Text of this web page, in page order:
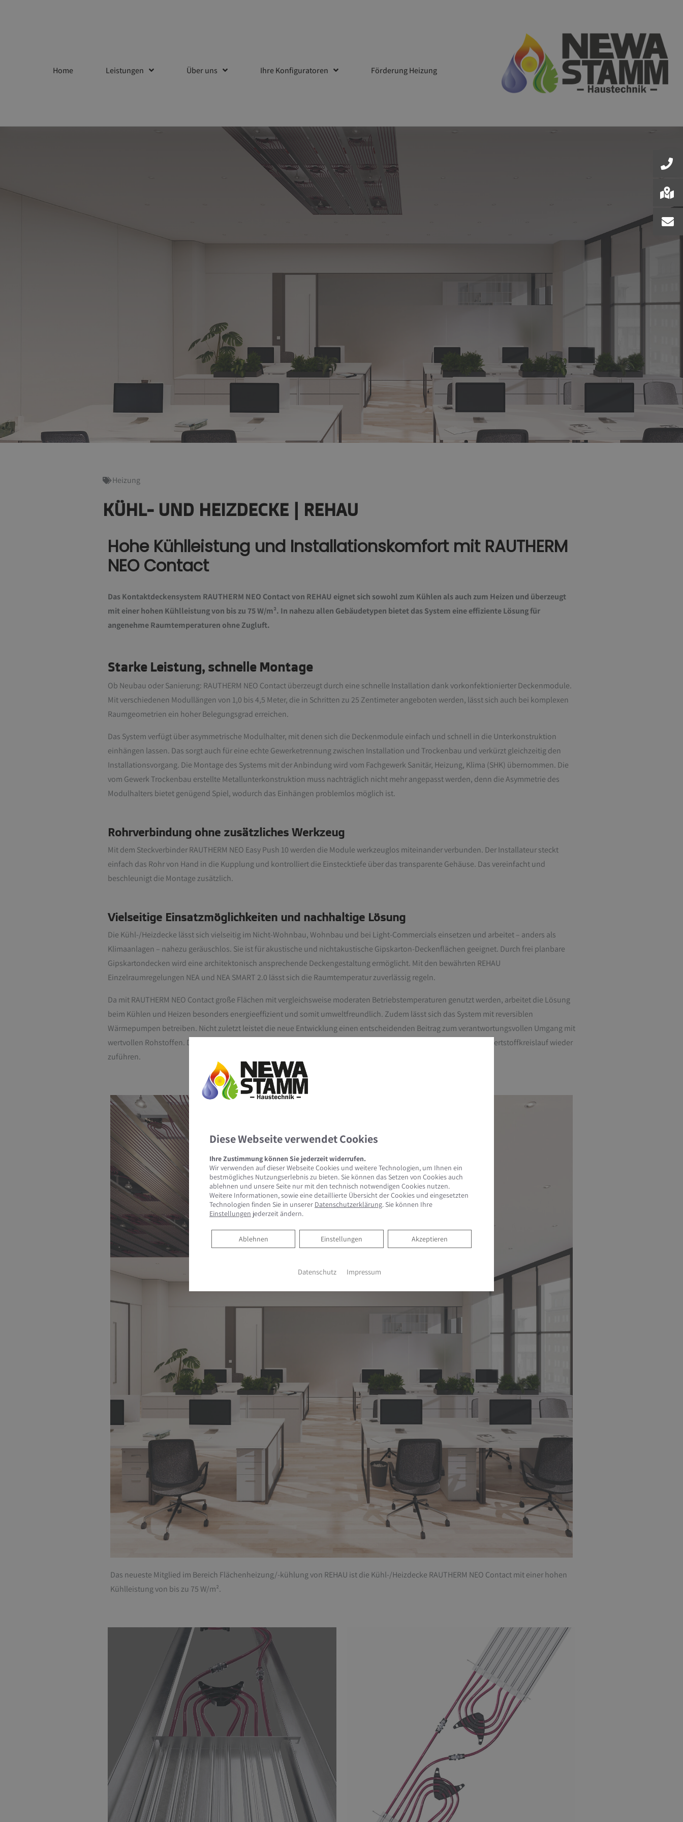
Home Leistungen Über uns Ihre Konfiguratoren Förderung Heizung
Heizung
KÜHL- UND HEIZDECKE | REHAU
Hohe Kühlleistung und Installationskomfort mit RAUTHERM
NEO Contact
Das Kontaktdeckensystem RAUTHERM NEO Contact von REHAU eignet sich sowohl zum Kühlen als auch zum Heizen und überzeugt
mit einer hohen Kühlleistung von bis zu 75 W/m². In nahezu allen Gebäudetypen bietet das System eine effiziente Lösung für
angenehme Raumtemperaturen ohne Zugluft.
Starke Leistung, schnelle Montage
Ob Neubau oder Sanierung: RAUTHERM NEO Contact überzeugt durch eine schnelle Installation dank vorkonfektionierter Deckenmodule.
Mit verschiedenen Modullängen von 1,0 bis 4,5 Meter, die in Schritten zu 25 Zentimeter angeboten werden, lässt sich auch bei komplexen
Raumgeometrien ein hoher Belegungsgrad erreichen.
Das System verfügt über asymmetrische Modulhalter, mit denen sich die Deckenmodule einfach und schnell in die Unterkonstruktion
einhängen lassen. Das sorgt auch für eine echte Gewerketrennung zwischen Installation und Trockenbau und verkürzt gleichzeitig den
Installationsvorgang. Die Montage des Systems mit der Anbindung wird vom Fachgewerk Sanitär, Heizung, Klima (SHK) übernommen. Die
vom Gewerk Trockenbau erstellte Metallunterkonstruktion muss nachträglich nicht mehr angepasst werden, denn die Asymmetrie des
Modulhalters bietet genügend Spiel, wodurch das Einhängen problemlos möglich ist.
Rohrverbindung ohne zusätzliches Werkzeug
Mit dem Steckverbinder RAUTHERM NEO Easy Push 10 werden die Module werkzeuglos miteinander verbunden. Der Installateur steckt
einfach das Rohr von Hand in die Kupplung und kontrolliert die Einstecktiefe über das transparente Gehäuse. Das vereinfacht und
beschleunigt die Montage zusätzlich.
Vielseitige Einsatzmöglichkeiten und nachhaltige Lösung
Die Kühl-/Heizdecke lässt sich vielseitig im Nicht-Wohnbau, Wohnbau und bei Light-Commercials einsetzen und arbeitet – anders als
Klimaanlagen – nahezu geräuschlos. Sie ist für akustische und nichtakustische Gipskarton-Deckenflächen geeignet. Durch frei planbare
Gipskartondecken wird eine architektonisch ansprechende Deckengestaltung ermöglicht. Mit den bewährten REHAU
Einzelraumregelungen NEA und NEA SMART 2.0 lässt sich die Raumtemperatur zuverlässig regeln.
Da mit RAUTHERM NEO Contact große Flächen mit vergleichsweise moderaten Betriebstemperaturen genutzt werden, arbeitet die Lösung
beim Kühlen und Heizen besonders energieeffizient und somit umweltfreundlich. Zudem lässt sich das System mit reversiblen
Wärmepumpen betreiben. Nicht zuletzt leistet die neue Entwicklung einen entscheidenden Beitrag zum verantwortungsvollen Umgang mit
wertvollen Rohstoffen. Dank der Konstruktion lassen sich die einzelnen Materialien sortenrein trennen und dem Wertstoffkreislauf wieder
zuführen.
Das neueste Mitglied im Bereich Flächenheizung/-kühlung von REHAU ist die Kühl-/Heizdecke RAUTHERM NEO Contact mit einer hohen
Kühlleistung von bis zu 75 W/m².
Diese Webseite verwendet Cookies
Ihre Zustimmung können Sie jederzeit widerrufen.
Wir verwenden auf dieser Webseite Cookies und weitere Technologien, um Ihnen ein
bestmögliches Nutzungserlebnis zu bieten. Sie können das Setzen von Cookies auch
ablehnen und unsere Seite nur mit den technisch notwendigen Cookies nutzen.
Weitere Informationen, sowie eine detaillierte Übersicht der Cookies und eingesetzten
Technologien finden Sie in unserer Datenschutzerklärung. Sie können Ihre
Einstellungen jederzeit ändern.
Akzeptieren
Einstellungen
Ablehnen
Ablehnen
Datenschutz Impressum